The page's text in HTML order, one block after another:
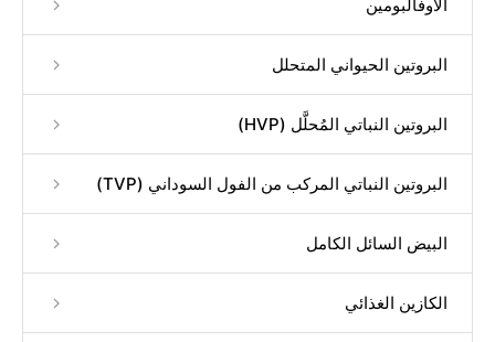
الأوفالبومين
البروتين الحيواني المتحلل
البروتين النباتي المُحلَّل (HVP)
البروتين النباتي المركب من الفول السوداني (TVP)
البيض السائل الكامل
الكازين الغذائي